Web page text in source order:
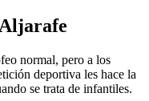
normal, pero a los
deportiva les hace la
se trata de infantiles.